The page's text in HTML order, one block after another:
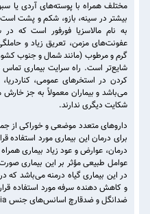
مختلف همراه با پوسته‌های آردی
بیشتر در سینه، بازو، شکم و پشت
به نام مالاسزیا فورفور است که در
عفونت‌های مزمن، تعریق زیاد و
گرم و مرطوب (مانند شمال و جنوب
شایع‌تر است. راه سرایت بیماری تماس
کردن در استخرهای عمومی، کناردریا،
می‌باشد و بیماران معمولاً به جز
شکایت دیگری ندارند.
داروهای متعدد موضعی و خوراکی از
برای درمان این بیماری مورد استفاده
درمان، عوارض و عود زیاد بیماری
عوامل طبیعی مؤثر بر این بیماری
در این بیماری گیاه درمنه می‌باشد
و کاهش دهنده سرفه مورد استفاده
ضدانگل و ضدقارچ اسانس‌های جنس Artemisia گزارش شده است.